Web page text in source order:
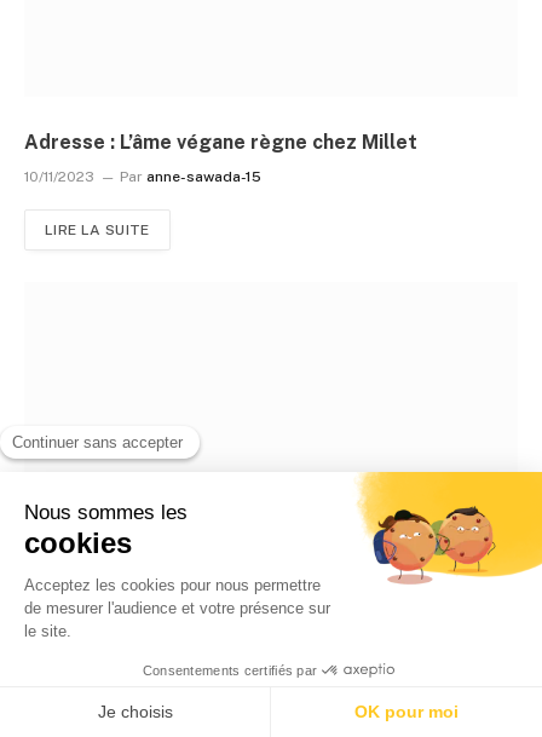
Adresse : L’âme végane règne chez Millet
10/11/2023 Par anne-sawada-15
LIRE LA SUITE
Tradition : A l’origine de la cuisine fucha
08/11/2023